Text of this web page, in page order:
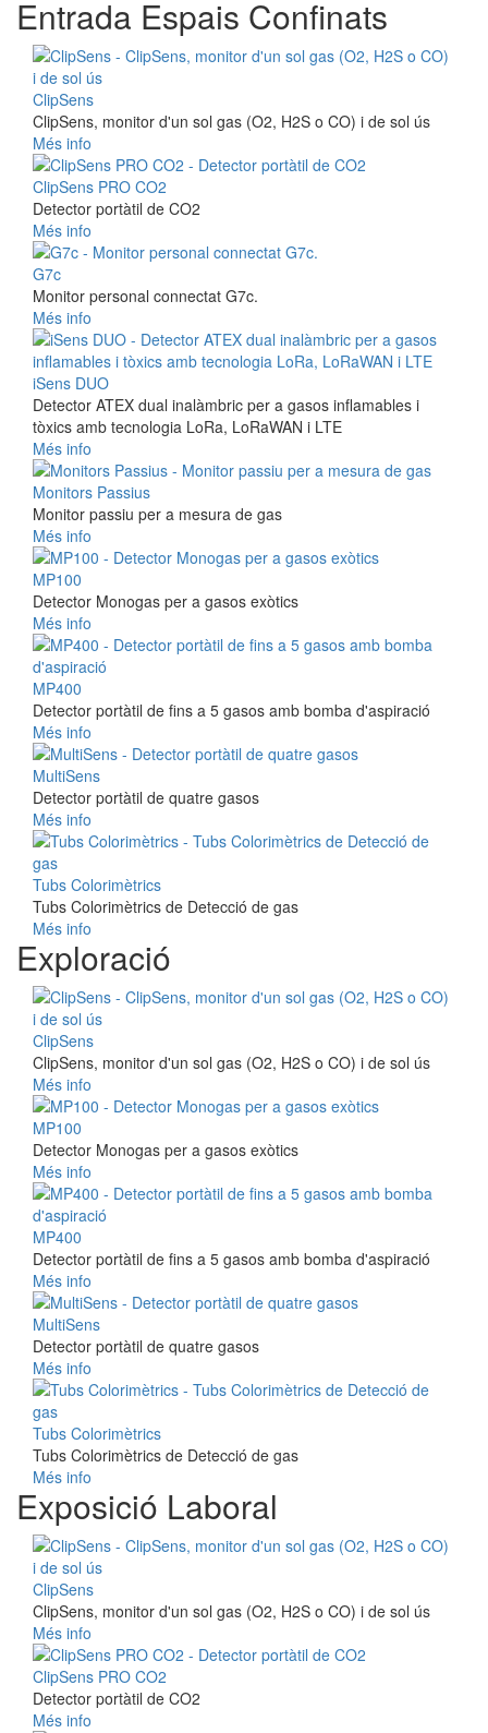
Entrada Espais Confinats
ClipSens
ClipSens, monitor d'un sol gas (O2, H2S o CO) i de sol ús
Més info
ClipSens PRO CO2
Detector portàtil de CO2
Més info
G7c
Monitor personal connectat G7c.
Més info
iSens DUO
Detector ATEX dual inalàmbric per a gasos inflamables i
tòxics amb tecnologia LoRa, LoRaWAN i LTE
Més info
Monitors Passius
Monitor passiu per a mesura de gas
Més info
MP100
Detector Monogas per a gasos exòtics
Més info
MP400
Detector portàtil de fins a 5 gasos amb bomba d'aspiració
Més info
MultiSens
Detector portàtil de quatre gasos
Més info
Tubs Colorimètrics
Tubs Colorimètrics de Detecció de gas
Més info
Exploració
ClipSens
ClipSens, monitor d'un sol gas (O2, H2S o CO) i de sol ús
Més info
MP100
Detector Monogas per a gasos exòtics
Més info
MP400
Detector portàtil de fins a 5 gasos amb bomba d'aspiració
Més info
MultiSens
Detector portàtil de quatre gasos
Més info
Tubs Colorimètrics
Tubs Colorimètrics de Detecció de gas
Més info
Exposició Laboral
ClipSens
ClipSens, monitor d'un sol gas (O2, H2S o CO) i de sol ús
Més info
ClipSens PRO CO2
Detector portàtil de CO2
Més info